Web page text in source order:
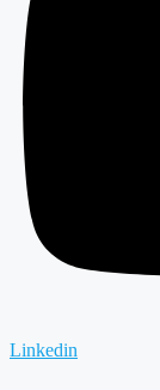
Linkedin